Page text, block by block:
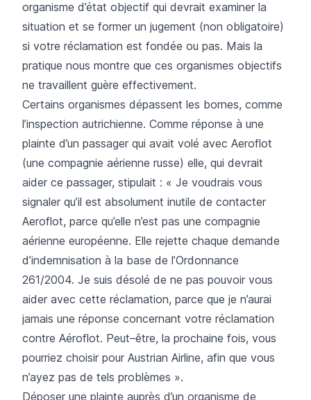
organisme d’état objectif qui devrait examiner la
situation et se former un jugement (non obligatoire)
si votre réclamation est fondée ou pas. Mais la
pratique nous montre que ces organismes objectifs
ne travaillent guère effectivement.
Certains organismes dépassent les bornes, comme
l’inspection autrichienne. Comme réponse à une
plainte d’un passager qui avait volé avec Aeroflot
(une compagnie aérienne russe) elle, qui devrait
aider ce passager, stipulait : « Je voudrais vous
signaler qu’il est absolument inutile de contacter
Aeroflot, parce qu’elle n’est pas une compagnie
aérienne européenne. Elle rejette chaque demande
d’indemnisation à la base de l’Ordonnance
261/2004. Je suis désolé de ne pas pouvoir vous
aider avec cette réclamation, parce que je n’aurai
jamais une réponse concernant votre réclamation
contre Aéroflot. Peut–être, la prochaine fois, vous
pourriez choisir pour Austrian Airline, afin que vous
n’ayez pas de tels problèmes ».
Déposer une plainte auprès d’un organisme de